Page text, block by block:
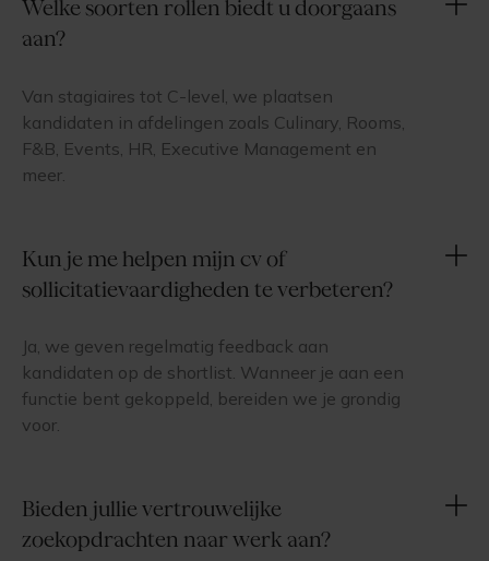
Welke soorten rollen biedt u doorgaans
aan?
Van stagiaires tot C-level, we plaatsen
kandidaten in afdelingen zoals Culinary, Rooms,
F&B, Events, HR, Executive Management en
meer.
Kun je me helpen mijn cv of
sollicitatievaardigheden te verbeteren?
Ja, we geven regelmatig feedback aan
kandidaten op de shortlist. Wanneer je aan een
functie bent gekoppeld, bereiden we je grondig
voor.
Bieden jullie vertrouwelijke
zoekopdrachten naar werk aan?